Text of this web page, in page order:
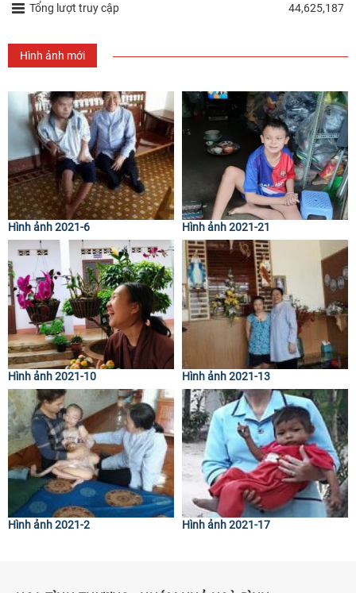
Tổng lượt truy cập
44,625,187
Hình ảnh mới
Hình ảnh 2021-6 Hình ảnh 2021-21
Hình ảnh 2021-10 Hình ảnh 2021-13
Hình ảnh 2021-2 Hình ảnh 2021-17